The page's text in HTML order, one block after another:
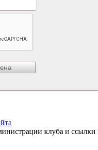
клуба и